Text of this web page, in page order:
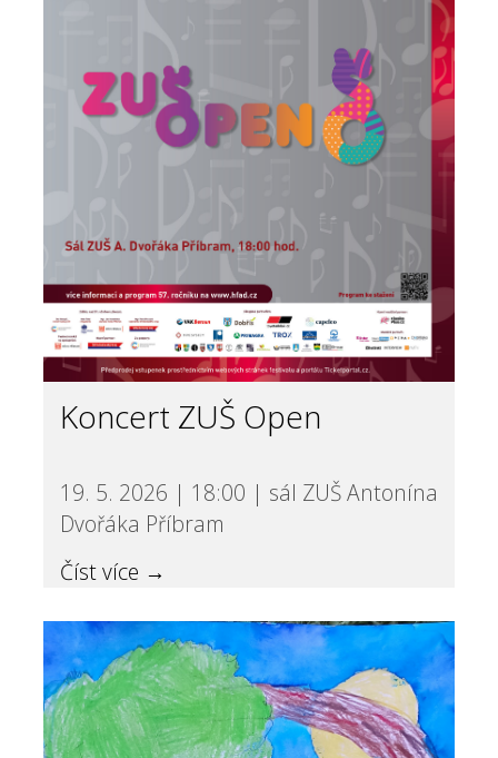
Koncert ZUŠ Open
19. 5. 2026 | 18:00 | sál ZUŠ Antonína
Dvořáka Příbram
Číst více →